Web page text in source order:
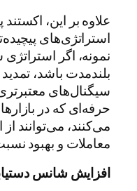
علاوه بر این،
استراتژی‌های
نمونه، اگر
بلندمدت باشد،
سیگنال‌های
حرفه‌ای که در
می‌کنند، می‌توانند
معاملات و بهبود
افزایش شانس